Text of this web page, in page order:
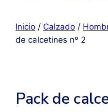
Inicio / Calzado /
de calcetines nº 2
Pack de